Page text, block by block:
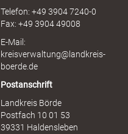
Telefon: +49 3904 7240-0
Fax: +49 3904 49008
E-Mail:
kreisverwaltung@landkreis-
boerde.de
Postanschrift
Landkreis Börde
Postfach 10 01 53
39331 Haldensleben